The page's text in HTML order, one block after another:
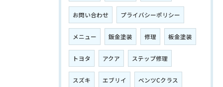
お問い合わせ プライバシーポリシー
メニュー 鈑金塗装 修理 板金塗装
トヨタ アクア ステップ修理
スズキ エブリイ ベンツCクラス